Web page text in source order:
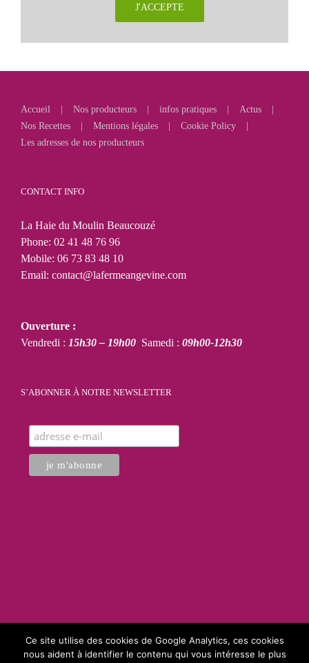
J'ACCEPTE
Accueil Nos producteurs infos pratiques
Actus
Nos Recettes
Mentions légales
Cookie Policy
Les adresses de nos producteurs
CONTACT INFO
La Haie du Moulin Beaucouzé
Phone: 02 41 48 76 96
Mobile: 06 73 83 48 10
Email: contact@lafermeangevine.com
Ouverture :
Vendredi : 15h30 – 19h00 Samedi : 09h00-12h30
S’ABONNER À NOTRE NEWSLETTER
Ce site utilise des cookies de Google Analytics, ces cookies
nous aident à identifier le contenu qui vous intéresse le plus